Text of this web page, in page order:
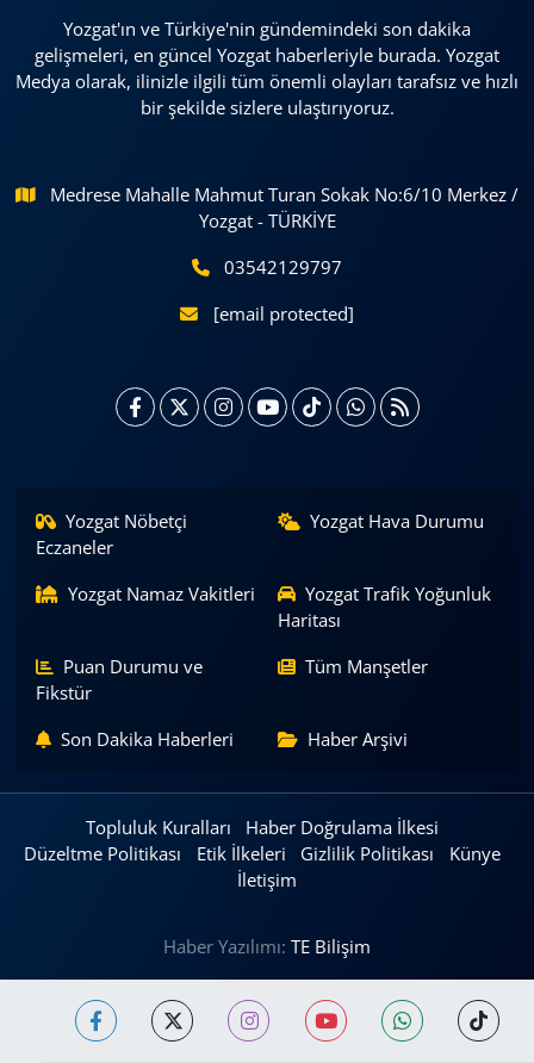
Yozgat'ın ve Türkiye'nin gündemindeki son dakika
gelişmeleri, en güncel Yozgat haberleriyle burada. Yozgat
Medya olarak, ilinizle ilgili tüm önemli olayları tarafsız ve hızlı
bir şekilde sizlere ulaştırıyoruz.
Medrese Mahalle Mahmut Turan Sokak No:6/10 Merkez /
Yozgat - TÜRKİYE
03542129797
[email protected]
Yozgat Nöbetçi
Eczaneler
Yozgat Hava Durumu
Yozgat Namaz Vakitleri
Yozgat Trafik Yoğunluk
Haritası
Puan Durumu ve
Fikstür
Tüm Manşetler
Son Dakika Haberleri Haber Arşivi
Topluluk Kuralları
Haber Doğrulama İlkesi
Düzeltme Politikası
Etik İlkeleri Gizlilik Politikası
Künye
İletişim
Haber Yazılımı: TE Bilişim